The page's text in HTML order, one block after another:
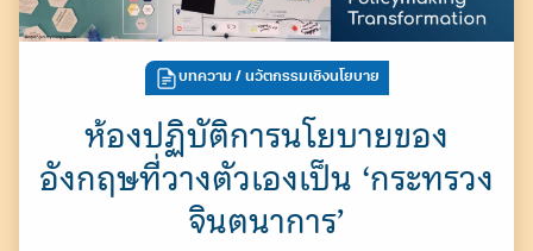
A A A
บทความ / นวัตกรรมเชิงนโยบาย
ห้องปฏิบัติการนโยบายของ
อังกฤษที่วางตัวเองเป็น ‘กระทรวง
จินตนาการ’